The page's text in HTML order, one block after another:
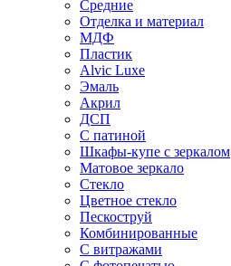
Средние
Отделка и материал
МДФ
Пластик
Alvic Luxe
Эмаль
Акрил
ДСП
С патиной
Шкафы-купе с зеркалом
Матовое зеркало
Стекло
Цветное стекло
Пескоструй
Комбинированные
С витражами